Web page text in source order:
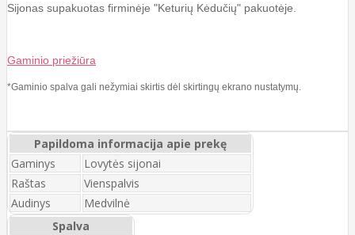
Sijonas supakuotas firminėje "Keturių Kėdučių" pakuotėje.
Gaminio priežiūra
*Gaminio spalva gali nežymiai skirtis dėl skirtingų ekrano nustatymų.
Papildoma informacija apie prekę
Gaminys
Lovytės sijonai
Raštas
Vienspalvis
Audinys
Medvilnė
Spalva